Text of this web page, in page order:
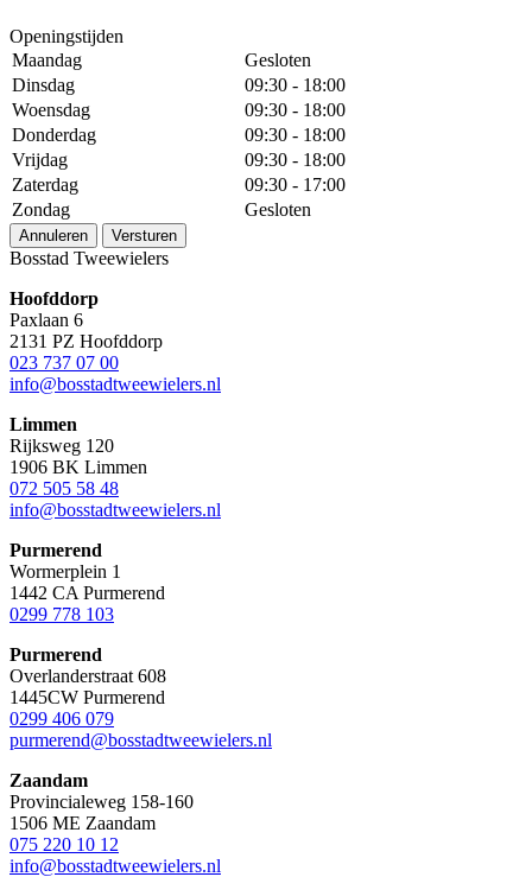
Openingstijden
Maandag
Gesloten
Dinsdag
09:30 - 18:00
Woensdag
09:30 - 18:00
Donderdag
09:30 - 18:00
Vrijdag
09:30 - 18:00
Zaterdag
09:30 - 17:00
Zondag
Gesloten
Annuleren Versturen
Bosstad Tweewielers
Hoofddorp
Paxlaan 6
2131 PZ Hoofddorp
023 737 07 00
info@bosstadtweewielers.nl
Limmen
Rijksweg 120
1906 BK Limmen
072 505 58 48
info@bosstadtweewielers.nl
Purmerend
Wormerplein 1
1442 CA Purmerend
0299 778 103
Purmerend
Overlanderstraat 608
1445CW Purmerend
0299 406 079
purmerend@bosstadtweewielers.nl
Zaandam
Provincialeweg 158-160
1506 ME Zaandam
075 220 10 12
info@bosstadtweewielers.nl